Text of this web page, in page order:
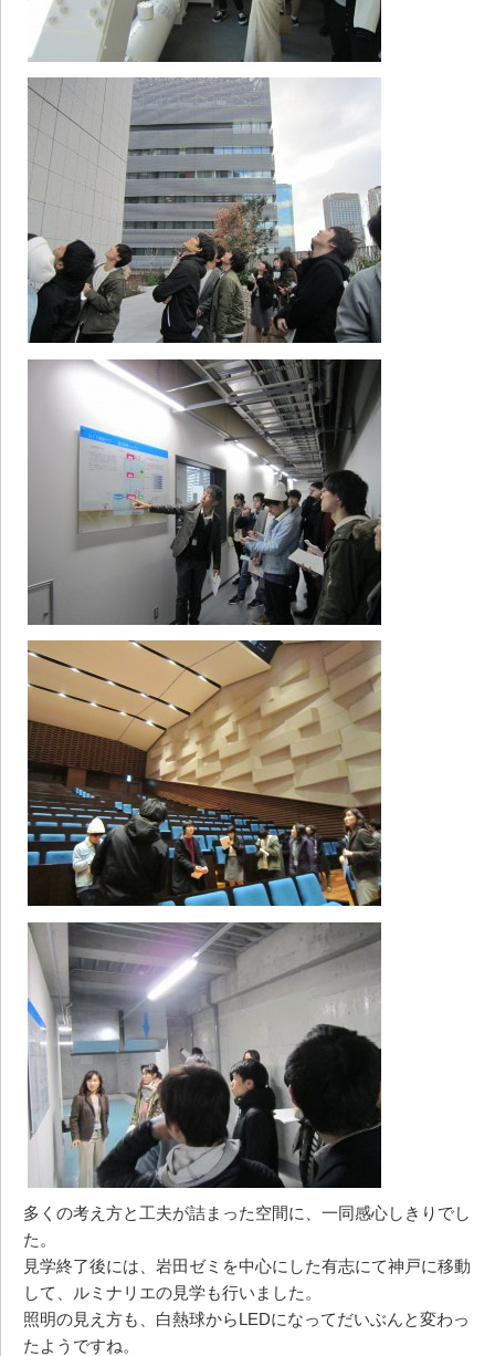
多くの考え方と工夫が詰まった空間に、一同感心しきりでし
た。
見学終了後には、岩田ゼミを中心にした有志にて神戸に移動
して、ルミナリエの見学も行いました。
照明の見え方も、白熱球からLEDになってだいぶんと変わっ
たようですね。